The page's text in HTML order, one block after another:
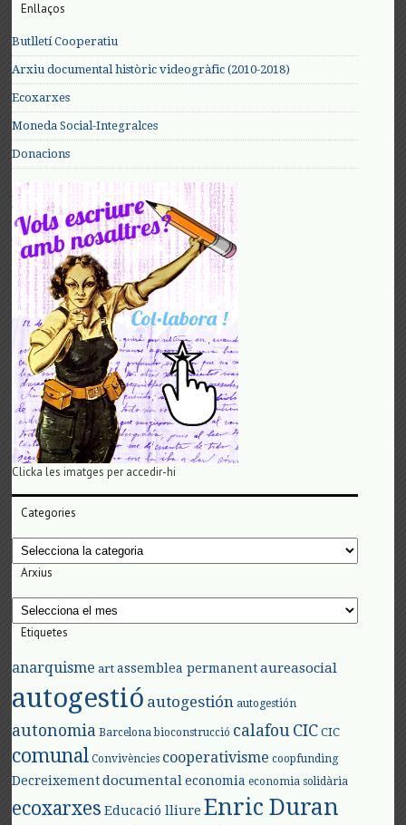
Enllaços
Butlletí Cooperatiu
Arxiu documental històric videogràfic (2010-2018)
Ecoxarxes
Moneda Social-Integralces
Donacions
Clicka les imatges per accedir-hi
Categories
Categories
Arxius
Arxius
Etiquetes
anarquisme art assemblea permanent aureasocial
autogestió autogestión autogestión
autonomia Barcelona bioconstrucció calafouCIC CIC
comunal Convivències cooperativisme coopfunding
Decreixement documental economia economia solidària
ecoxarxes Educació lliure Enric Duran